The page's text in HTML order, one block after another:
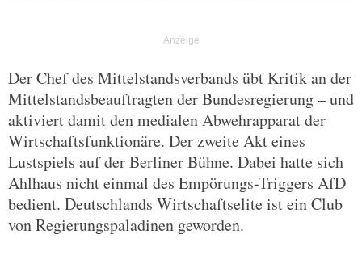
Der Chef des Mittelstandsverbands übt Kritik an der
Mittelstandsbeauftragten der Bundesregierung – und
aktiviert damit den medialen Abwehrapparat der
Wirtschaftsfunktionäre. Der zweite Akt eines
Lustspiels auf der Berliner Bühne. Dabei hatte sich
Ahlhaus nicht einmal des Empörungs-Triggers AfD
bedient. Deutschlands Wirtschaftselite ist ein Club
von Regierungspaladinen geworden.